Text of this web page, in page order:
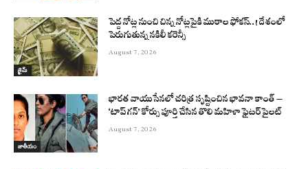
క్రైమ్
పెద్ద నోట్ల నుంచి చిన్న నోట్లపైకి ముఠాల ఫోకస్..! దేశంలో
పెరుగుతున్న నకిలీ కరెన్సీ
August 7, 2026
జాతీయం
భారత వాయుసేనలో చరిత్ర సృష్టించిన భావనా కాంత్ –
‘టాప్ గన్’ కోర్సు పూర్తి చేసిన తొలి మహిళా ఫైటర్ పైలట్
August 7, 2026